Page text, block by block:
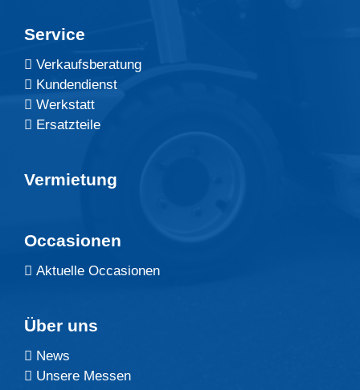
Service
Verkaufsberatung
Kundendienst
Werkstatt
Ersatzteile
Vermietung
Occasionen
Aktuelle Occasionen
Über uns
News
Unsere Messen